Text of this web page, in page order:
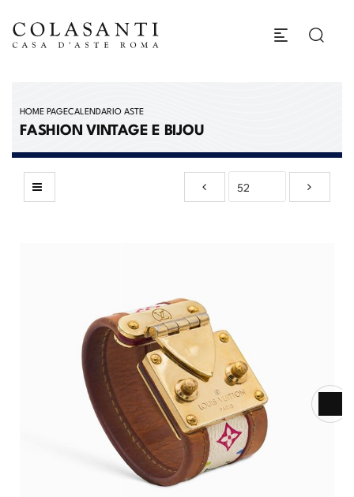
HOME PAGECALENDARIO ASTE
FASHION VINTAGE E BIJOU